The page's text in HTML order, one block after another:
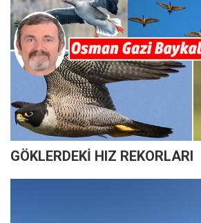
GÖKLERDEKİ HIZ REKORLARI